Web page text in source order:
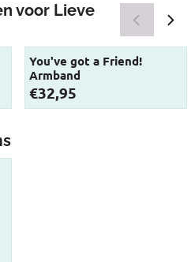
voor Lieve
You've got a Friend!
Armband
Prijs: 32,95
€32,95